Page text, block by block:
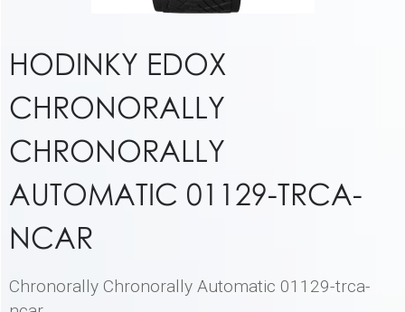
HODINKY EDOX
CHRONORALLY
CHRONORALLY
AUTOMATIC 01129-TRCA-
NCAR
Chronorally Chronorally Automatic 01129-trca-